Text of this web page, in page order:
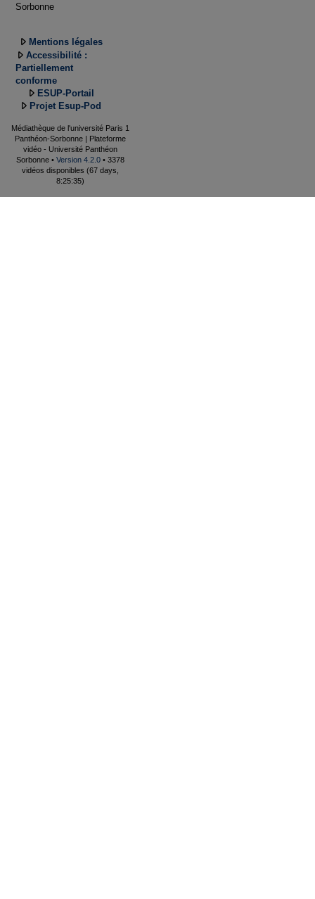
Sorbonne
Mentions légales
Accessibilité :
Partiellement
conforme
ESUP-Portail
Projet Esup-Pod
Médiathèque de l'université Paris 1
Panthéon-Sorbonne | Plateforme
vidéo - Université Panthéon
Sorbonne • Version 4.2.0 • 3378
vidéos disponibles (67 days,
8:25:35)